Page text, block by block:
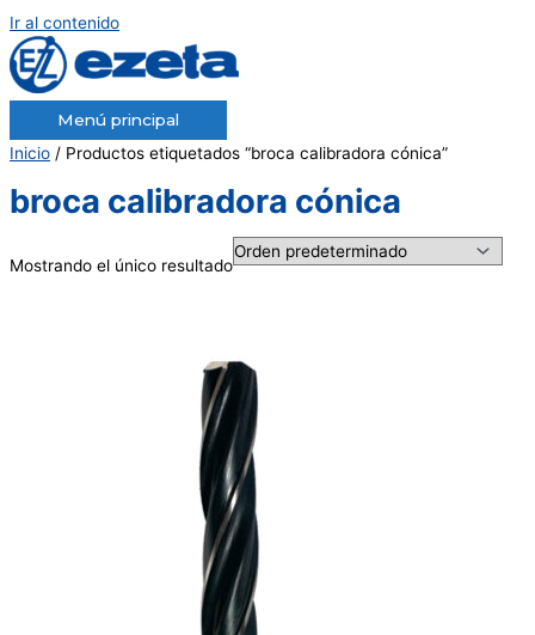
Ir al contenido
Menú principal
Inicio / Productos etiquetados “broca calibradora cónica”
broca calibradora cónica
Mostrando el único resultado